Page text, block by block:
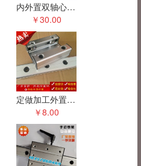
内外置双轴心滑块滚轮滑轮配件双排凹槽V型U型轴承导轮
￥30.00
定做加工外置双轴心直线导轨铝合金型材滑动滑轨滑台滑块厂家直销
￥8.00